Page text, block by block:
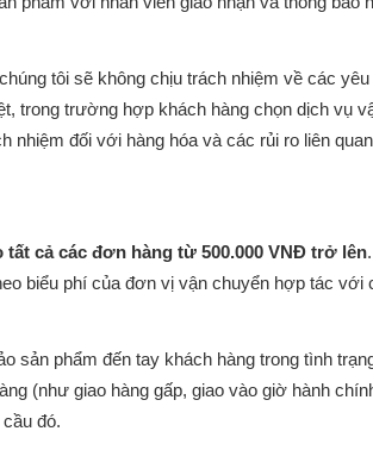
tôi sẽ không chịu trách nhiệm về các
trong trường hợp khách hàng chọn dịch vụ
nhiệm đối với hàng hóa và các rủi ro liên
tất cả các đơn hàng từ 500.000 VNĐ trở lên
biểu phí của đơn vị vận chuyển hợp tác với
sản phẩm đến tay khách hàng trong tình
(như giao hàng gấp, giao vào giờ hành
đó.